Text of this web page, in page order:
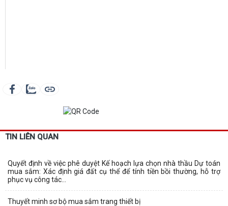
TIN LIÊN QUAN
Quyết định về việc phê duyệt Kế hoạch lựa chọn nhà thầu Dự toán
mua sắm: Xác định giá đất cụ thể để tính tiền bồi thường, hỗ trợ
phục vụ công tác...
Thuyết minh sơ bộ mua sắm trang thiết bị